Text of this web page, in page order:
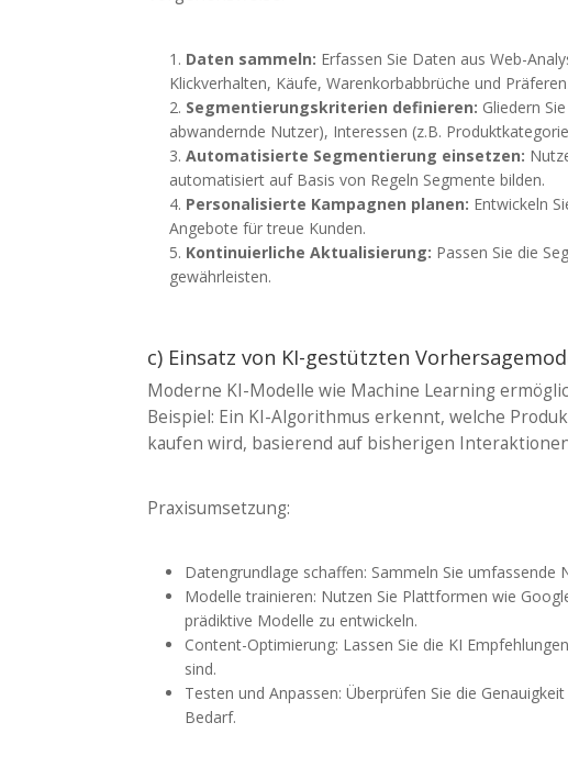
Daten sammeln: Erfassen Sie Daten aus Web-
Klickverhalten, Käufe, Warenkorbabbrüche und
Segmentierungskriterien definieren: Gliedern
abwandernde Nutzer), Interessen (z.B.
Automatisierte Segmentierung einsetzen:
automatisiert auf Basis von Regeln Segmente bilden.
Personalisierte Kampagnen planen: Entwickeln
Angebote für treue Kunden.
Kontinuierliche Aktualisierung: Passen Sie die
gewährleisten.
c) Einsatz von KI-gestützten
Moderne KI-Modelle wie Machine Learning
Beispiel: Ein KI-Algorithmus erkennt, welche
kaufen wird, basierend auf bisherigen
Praxisumsetzung:
Datengrundlage schaffen: Sammeln Sie
Modelle trainieren: Nutzen Sie Plattformen wie
prädiktive Modelle zu entwickeln.
Content-Optimierung: Lassen Sie die KI
sind.
Testen und Anpassen: Überprüfen Sie die
Bedarf.